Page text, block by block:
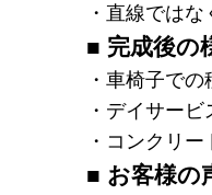
・直線ではな
■ 完成後の
・車椅子での
・デイサー
・コンクリ
■ お客様の